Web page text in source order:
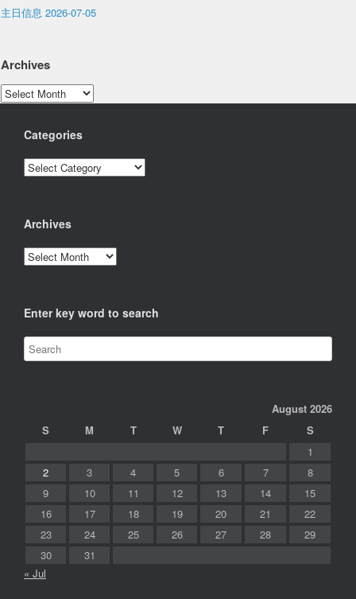
主日信息 2026-07-05
Archives
Archives
Categories
Categories
Archives
Archives
Enter key word to search
August 2026
S
M T W T F
S
1
2
3 4 5 6 7
8
9
10 11 12 13 14
15
16
17 18 19 20 21
22
23
24 25 26 27 28
29
30
31
« Jul